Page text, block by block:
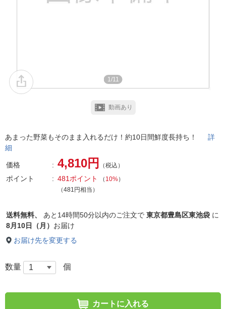
1/11
動画あり
あまった野菜もそのまま入れるだけ！約10日間鮮度長持ち！ 詳
細
価格 4,810円 （税込）
ポイント 481ポイント （ 10%）
（481円相当）
送料無料、 あと 14時間50分以内のご注文で 東京都豊島区東池袋 に
8月10日（月） お届け
お届け先を変更する
数量 個
カートに入れる